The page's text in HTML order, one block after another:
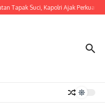
Tapak Suci, Kapolri Ajak Perkuat